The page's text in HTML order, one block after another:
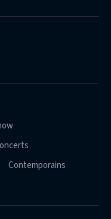
Contemporains